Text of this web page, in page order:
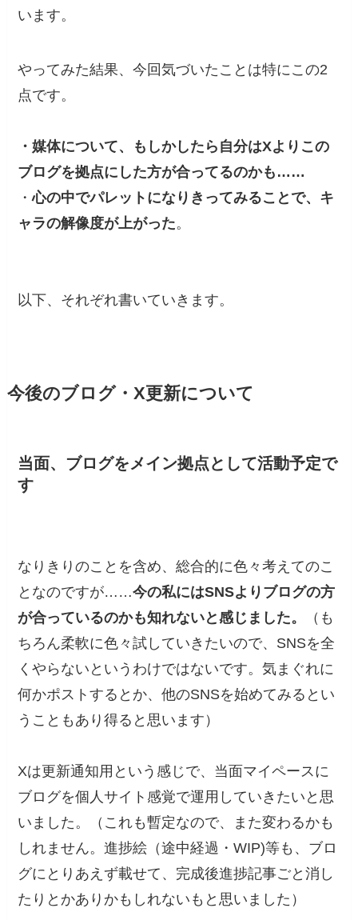
います。
やってみた結果、今回気づいたことは特にこの2
点です。
・媒体について、もしかしたら自分はXよりこの
ブログを拠点にした方が合ってるのかも……
・心の中でパレットになりきってみることで、キ
ャラの解像度が上がった。
以下、それぞれ書いていきます。
今後のブログ・X更新について
当面、ブログをメイン拠点として活動予定で
す
なりきりのことを含め、総合的に色々考えてのこ
となのですが……今の私にはSNSよりブログの方
が合っているのかも知れないと感じました。
（も
ちろん柔軟に色々試していきたいので、SNSを全
くやらないというわけではないです。気まぐれに
何かポストするとか、他のSNSを始めてみるとい
うこともあり得ると思います）
Xは更新通知用という感じで、当面マイペースに
ブログを個人サイト感覚で運用していきたいと思
いました。（これも暫定なので、また変わるかも
しれません。進捗絵（途中経過・WIP)等も、ブロ
グにとりあえず載せて、完成後進捗記事ごと消し
たりとかありかもしれないもと思いました）